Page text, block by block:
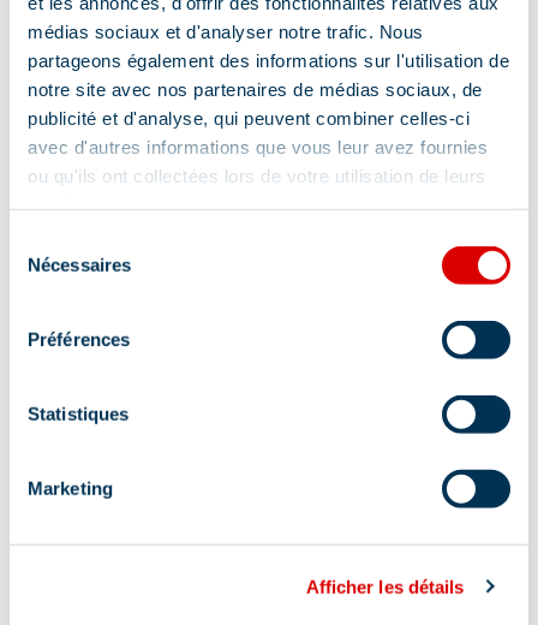
médias sociaux et d'analyser notre trafic. Nous
partageons également des informations sur l'utilisation de
notre site avec nos partenaires de médias sociaux, de
publicité et d'analyse, qui peuvent combiner celles-ci
avec d'autres informations que vous leur avez fournies
ou qu'ils ont collectées lors de votre utilisation de leurs
Nécessaires
Préférences
Statistiques
Marketing
Afficher les détails
A domicile ou à mon cabinet aux Allues
Information mise à jour le
24/06/2026